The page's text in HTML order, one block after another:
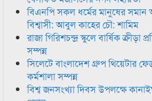
বিএনপি সকল ধর্মের মানুষের সমান
বিশ্বাসী: আবুল কাহের চৌ: শামিম
রাজা গিরিশচন্দ্র স্কুলে বার্ষিক
সম্পন্ন
সিলেটে বাংলাদেশ গ্রুপ থিয়েটার
কর্মশালা সম্পন্ন
বিশ্ব জনসংখ্যা দিবস উপলক্ষে